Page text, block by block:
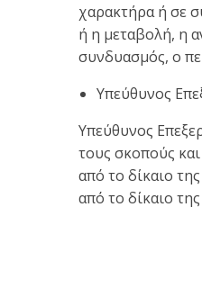
χαρακτήρα ή σε
ή η μεταβολή, η
συνδυασμός, ο
Υπεύθυνος
Υπεύθυνος
τους σκοπούς
από το δίκαιο
από το δίκαιο